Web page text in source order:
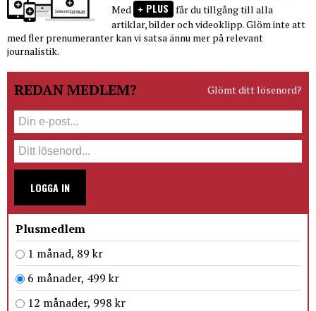
Med
PLUS får du tillgång till alla
artiklar, bilder och videoklipp. Glöm inte att
med fler prenumeranter kan vi satsa ännu mer på relevant
journalistik.
REDAN MEDLEM? Glömt ditt lösenord?
LOGGA IN
Plusmedlem
1 månad, 89 kr
6 månader, 499 kr
12 månader, 998 kr